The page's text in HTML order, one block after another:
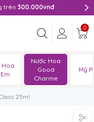
trên 300.000vnđ
0
Hoa
Nước Hoa
Good
Charme
Mỹ
25ml